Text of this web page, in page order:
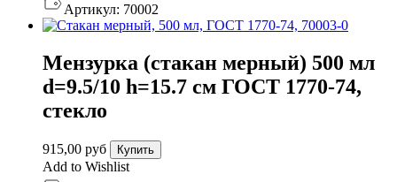
Артикул: 70002
Мензурка (стакан мерный) 500 мл
d=9.5/10 h=15.7 см ГОСТ 1770-74,
стекло
915,00 руб Купить
Add to Wishlist